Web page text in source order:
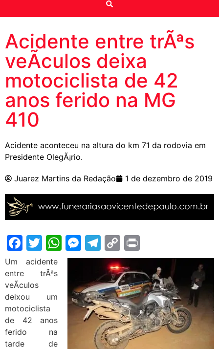
Acidente entre trÃªs
veÃ­culos deixa
motociclista de 42
anos ferido na MG
410
Acidente aconteceu na altura do km 71 da rodovia em
Presidente OlegÃ¡rio.
Juarez Martins da Redação 1 de dezembro de 2019
Facebook
Twitter
WhatsApp
Messenger
Telegram
Copy
Link
Um acidente
entre trÃªs
veÃ­culos
deixou um
motociclista
de 42 anos
ferido na
tarde de